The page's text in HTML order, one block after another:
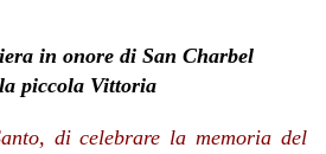
in onore di San Charbel
piccola Vittoria
di celebrare la memoria del